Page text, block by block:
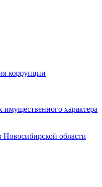
коррупции
имущественного характера
области